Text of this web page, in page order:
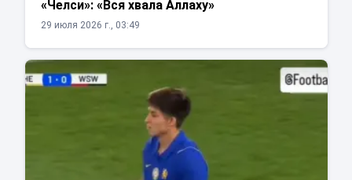
«Челси»: «Вся хвала Аллаху»
29 июля 2026 г., 03:49